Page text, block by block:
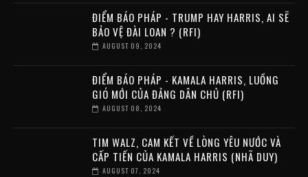
ĐIỂM BÁO PHÁP - TRUMP HAY HARRIS, AI SẼ
BẢO VỆ ĐÀI LOAN ? (RFI)
AUGUST 09, 2024
ĐIỂM BÁO PHÁP - KAMALA HARRIS, LUỒNG
GIÓ MỚI CỦA ĐẢNG DÂN CHỦ (RFI)
AUGUST 08, 2024
TIM WALZ, CAM KẾT VỀ LÒNG YÊU NƯỚC VÀ
CẤP TIẾN CỦA KAMALA HARRIS (NHÃ DUY)
AUGUST 07, 2024